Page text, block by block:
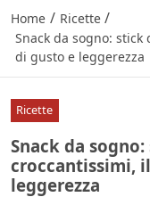
Home / Ricette /
Snack da sogno:
di gusto e leggerezza
Ricette
Snack da
croccantissimi,
leggerezza